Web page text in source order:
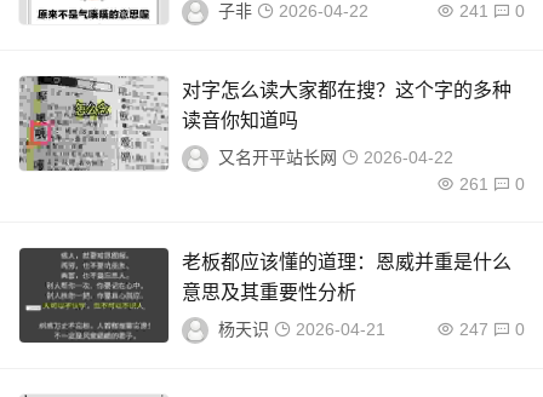
子非 2026-04-22 241 0
对字怎么读大家都在搜？这个字的多种
读音你知道吗
又名开平站长网
2026-04-22
261
0
老板都应该懂的道理：恩威并重是什么
意思及其重要性分析
杨天识 2026-04-21 247 0